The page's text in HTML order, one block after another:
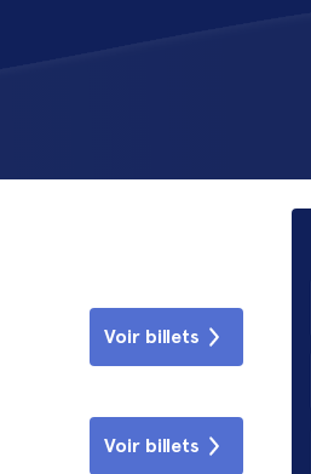
Voir billets
Voir billets